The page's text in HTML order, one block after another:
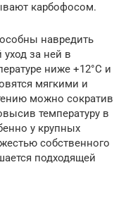
карбофосом.
навредить
за ней в
ниже +12°С и
мягкими и
можно сократив
температуру в
у крупных
собственного
подходящей